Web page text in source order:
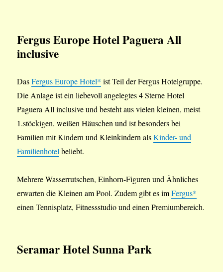
Fergus EuropeHotel Paguera All
inclusive
DasFergus Europe Hotel* ist Teil der Fergus Hotelgruppe.
Die Anlage ist ein liebevoll angelegtes 4 Sterne Hotel
Paguera All inclusive und besteht aus vielen kleinen, meist
1.stöckigen, weißen Häuschen und ist besonders bei
Familien mit Kindern und Kleinkindern alsKinder- und
Familienhotelbeliebt.
Mehrere Wasserrutschen, Einhorn-Figuren und Ähnliches
erwarten die Kleinen am Pool. Zudem gibt es imFergus*
einen Tennisplatz, Fitnessstudio und einen Premiumbereich.
Seramar Hotel Sunna Park